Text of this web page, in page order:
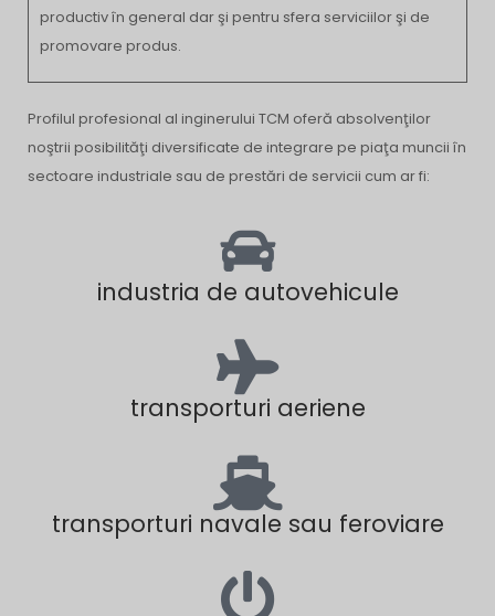
productiv în general dar şi pentru sfera serviciilor şi de
promovare produs.
Profilul profesional al inginerului TCM oferă absolvenţilor
noştrii posibilităţi diversificate de integrare pe piaţa muncii în
sectoare industriale sau de prestări de servicii cum ar fi:
industria de autovehicule
transporturi aeriene
transporturi navale sau feroviare